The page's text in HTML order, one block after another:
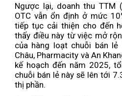
Ngược lại, doanh thu TTM
OTC vẫn ổn định ở mức
tiếp tục cải thiện cho đến
thấy điều này từ việc mở
của hàng loạt chuỗi bán
Châu, Pharmacity và An
kế hoạch đến năm 2025,
chuỗi bán lẻ này sẽ lên tới
thị phần.